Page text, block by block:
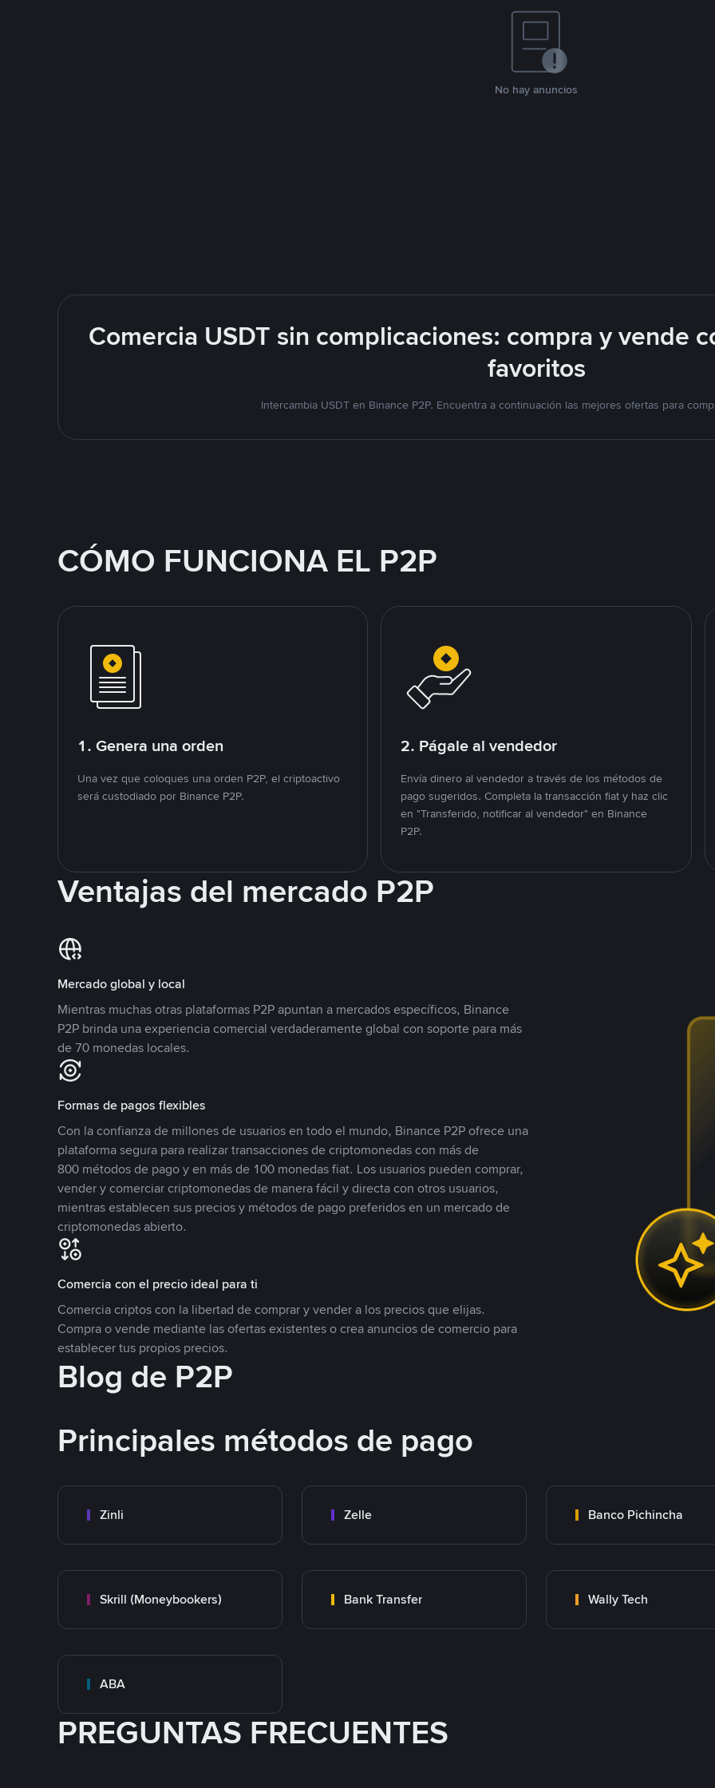
No hay anuncios
Comercia USDT sin complicaciones: compra y vende
favoritos
Intercambia USDT en Binance P2P. Encuentra a continuación las mejores ofertas para
CÓMO FUNCIONA EL P2P
1. Genera una orden
Una vez que coloques una orden P2P, el criptoactivo
será custodiado por Binance P2P.
2. Págale al vendedor
Envía dinero al vendedor a través de los métodos de
pago sugeridos. Completa la transacción fiat y haz clic
en "Transferido, notificar al vendedor" en Binance
P2P.
Ventajas del mercado P2P
Mercado global y local
Mientras muchas otras plataformas P2P apuntan a mercados específicos, Binance
P2P brinda una experiencia comercial verdaderamente global con soporte para más
de 70 monedas locales.
Formas de pagos flexibles
Con la confianza de millones de usuarios en todo el mundo, Binance P2P ofrece una
plataforma segura para realizar transacciones de criptomonedas con más de
800 métodos de pago y en más de 100 monedas fiat. Los usuarios pueden comprar,
vender y comerciar criptomonedas de manera fácil y directa con otros usuarios,
mientras establecen sus precios y métodos de pago preferidos en un mercado de
criptomonedas abierto.
Comercia con el precio ideal para ti
Comercia criptos con la libertad de comprar y vender a los precios que elijas.
Compra o vende mediante las ofertas existentes o crea anuncios de comercio para
establecer tus propios precios.
Blog de P2P
Principales métodos de pago
Zinli Zelle Banco Pichincha
Skrill (Moneybookers) Bank Transfer Wally Tech
ABA
PREGUNTAS FRECUENTES